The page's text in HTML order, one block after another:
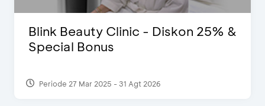
Blink Beauty Clinic - Diskon 25% &
Special Bonus
Periode 27 Mar 2025 - 31 Agt 2026